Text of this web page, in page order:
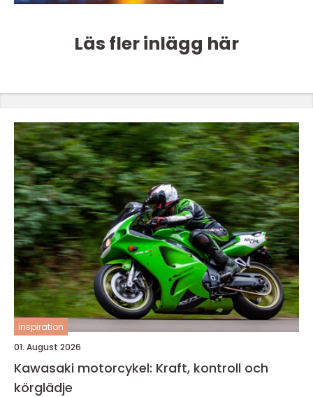
Läs fler inlägg här
inspiration
01. August 2026
Kawasaki motorcykel: Kraft, kontroll och
körglädje